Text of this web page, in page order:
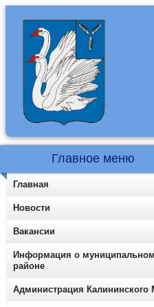
Главное меню
Главная
Новости
Вакансии
Информация о муниципальном
районе
Администрация Калининского